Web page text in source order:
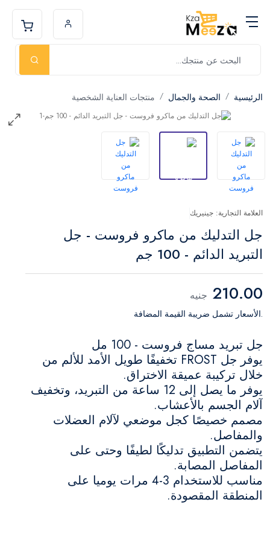
الرئيسية الصحة والجمال منتجات العناية الشخصية
العلامة التجارية: جينيريك
جل التدليك من ماكرو فروست - جل
التبريد الدائم - 100 جم
210.00 جنيه
.الأسعار تشمل ضريبة القيمة المضافة
جل تبريد مساج فروست - 100 مل
يوفر جل FROST تخفيفًا طويل الأمد للألم من
خلال تركيبة عميقة الاختراق.
يوفر ما يصل إلى 12 ساعة من التبريد، وتخفيف
آلام الجسم بالأعشاب.
مصمم خصيصًا كجل موضعي لآلام العضلات
والمفاصل.
يتضمن التطبيق تدليكًا لطيفًا وحتى على
المفاصل المصابة.
مناسب للاستخدام 3-4 مرات يوميا على
المنطقة المقصودة.